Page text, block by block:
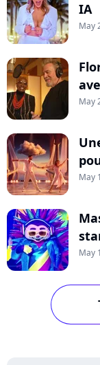
IA
May
May
May
May